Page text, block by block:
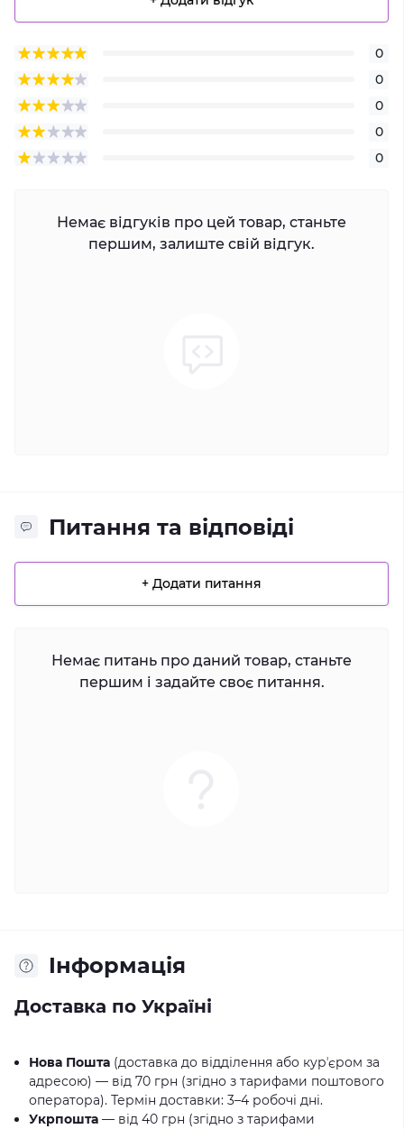
0
0
0
0
0
Немає відгуків про цей товар, станьте
першим, залиште свій відгук.
Питання та відповіді
+ Додати питання
Немає питань про даний товар, станьте
першим і задайте своє питання.
Iнформація
Доставка по Україні
Нова Пошта (доставка до відділення або курʼєром за
адресою) — від 70 грн (згідно з тарифами поштового
оператора). Термін доставки: 3–4 робочі дні.
Укрпошта — від 40 грн (згідно з тарифами